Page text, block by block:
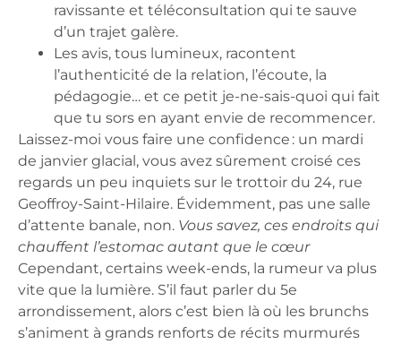
ravissante et téléconsultation qui te sauve
d’un trajet galère.
Les avis, tous lumineux, racontent
l’authenticité de la relation, l’écoute, la
pédagogie… et ce petit je-ne-sais-quoi qui fait
que tu sors en ayant envie de recommencer.
Laissez-moi vous faire une confidence : un mardi
de janvier glacial, vous avez sûrement croisé ces
regards un peu inquiets sur le trottoir du 24, rue
Geoffroy-Saint-Hilaire. Évidemment, pas une salle
d’attente banale, non. Vous savez, ces endroits qui
chauffent l’estomac autant que le cœur
Cependant, certains week-ends, la rumeur va plus
vite que la lumière. S’il faut parler du 5e
arrondissement, alors c’est bien là où les brunchs
s’animent à grands renforts de récits murmurés